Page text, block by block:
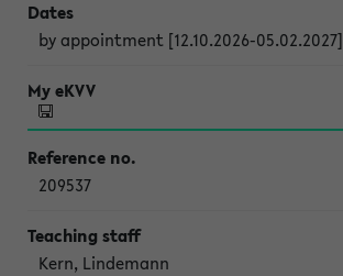
by appointment [12.10.2026-05.02.2027]
209537
Kern, Lindemann